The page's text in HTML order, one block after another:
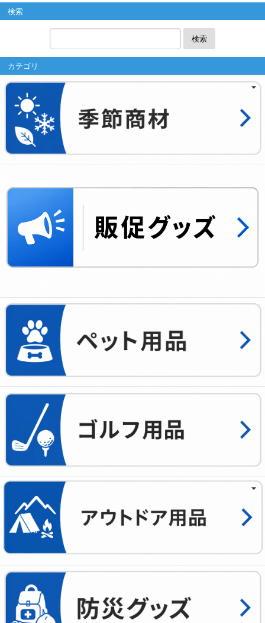
検索
検索
カテゴリ